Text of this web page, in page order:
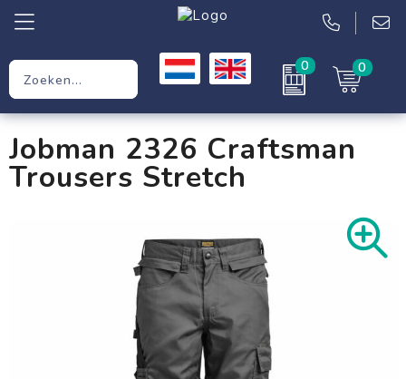
0 0
Werkkleding
Kleding
Jobman 2326 Craftsman
Trousers Stretch